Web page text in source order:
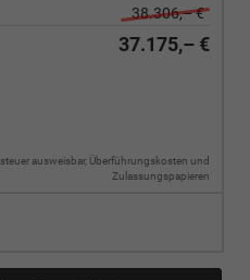
38.306,– €
37.175,– €
ausweisbar, Überführungskosten und
Zulassungspapieren